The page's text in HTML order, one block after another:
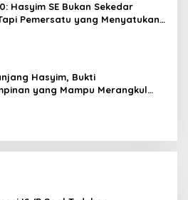
Hasyim SE Bukan Sekedar
Pemersatu yang Menyatukan
Hasyim, Bukti
yang Mampu Merangkul